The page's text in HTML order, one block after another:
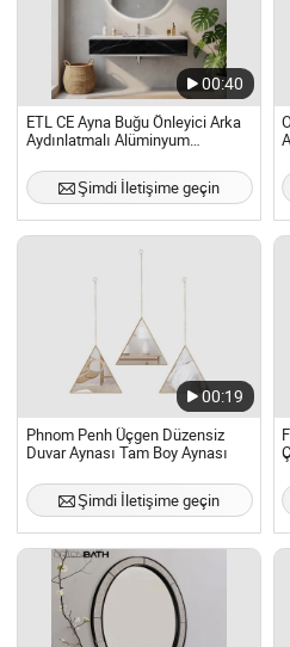
00:40
ETL CE Ayna Buğu Önleyici Arka
Aydınlatmalı Alüminyum
Aynası
Şimdi İletişime geçin
00:19
Phnom Penh Üçgen Düzensiz
Duvar Aynası Tam Boy Aynası
Şimdi İletişime geçin